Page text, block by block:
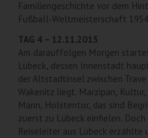
Familiengeschichte vor dem
Fußball-Weltmeisterschaft
TAG 4 – 12.11.2015
Am darauffolgen Morgen
Lübeck, dessen Innenstadt
der Altstadtinsel zwischen
Wakenitz liegt. Marzipan, Kultur,
Mann, Holstentor, das sind
zuerst zu Lübeck einfielen. Doch
Reiseleiter aus Lübeck erzählte